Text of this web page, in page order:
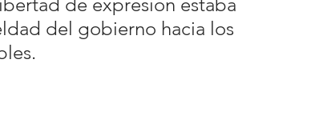
del gobierno hacia los